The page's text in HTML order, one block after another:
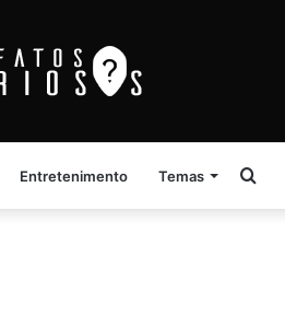
Entretenimento Temas